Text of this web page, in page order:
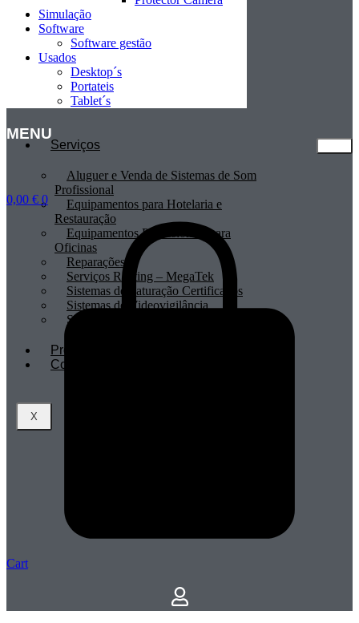
Simulação
Software
Software gestão
Usados
Desktop´s
Portateis
Tablet´s
MENU
Serviços
Aluguer e Venda de Sistemas de Som
Profissional
Equipamentos para Hotelaria e
Restauração
Equipamentos Profissionais para
Oficinas
Reparações
Serviços Renting – MegaTek
Sistemas de Faturação Certificados
Sistemas de Videovigilância
Sistemas POS
Profissionais
Contactos
X
0,00 € 0
Cart